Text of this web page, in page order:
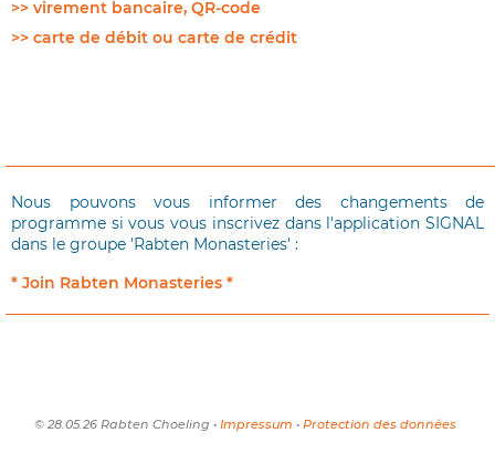
>> virement bancaire, QR-code
>> carte de débit ou carte de crédit
Nous pouvons vous informer des changements de
programme si vous vous inscrivez dans l'application SIGNAL
dans le groupe 'Rabten Monasteries' :
* Join Rabten Monasteries *
© 28.05.26 Rabten Choeling • Impressum • Protection des données